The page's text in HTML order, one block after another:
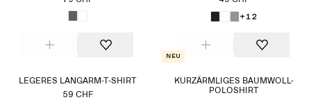
+12
LEGERES LANGARM-T-SHIRT
59 CHF
Neu
KURZÄRMLIGES BAUMWOLL-
POLOSHIRT